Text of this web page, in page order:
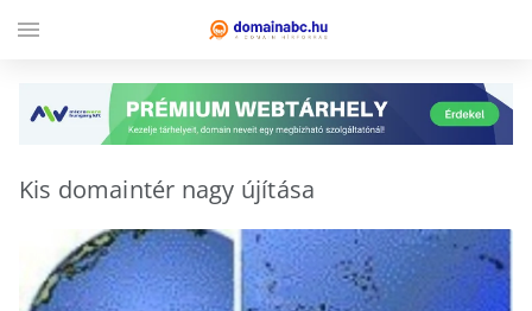
Kis domaintér nagy újítása
menu